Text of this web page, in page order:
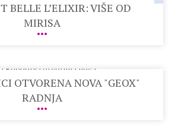
BELLE L’ELIXIR: VIŠE OD
MIRISA
OTVORENA NOVA "GEOX"
RADNJA